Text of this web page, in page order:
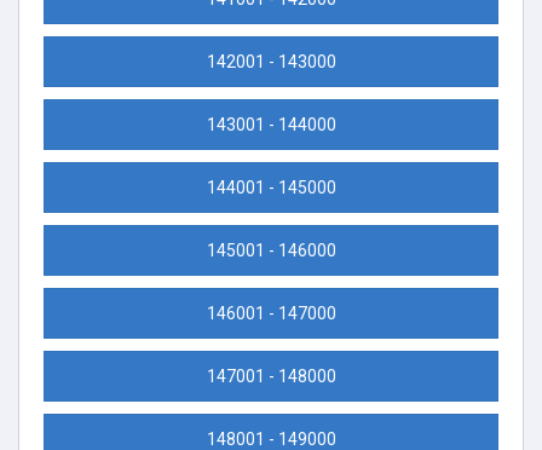
142001 - 143000
143001 - 144000
144001 - 145000
145001 - 146000
146001 - 147000
147001 - 148000
148001 - 149000